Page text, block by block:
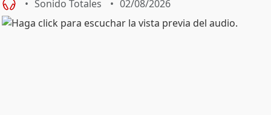
Sonido Totales 02/08/2026